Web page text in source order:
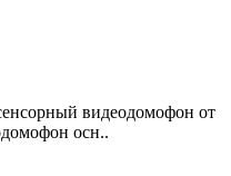
видеодомофон от
осн..